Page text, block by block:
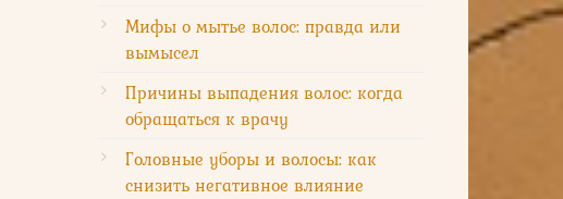
Мифы о мытье волос: правда или
вымысел
Причины выпадения волос: когда
обращаться к врачу
Головные уборы и волосы: как
снизить негативное влияние